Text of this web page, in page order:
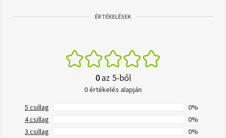
ÉRTÉKELÉSEK
0az 5-ből
0 értékelés alapján
5 csillag
0%
4 csillag
0%
3 csillag
0%